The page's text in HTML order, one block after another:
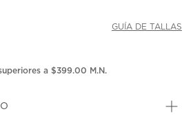
GUÍA DE TALLAS
a $399.00 M.N.